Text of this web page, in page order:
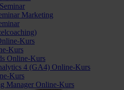
Marketing
Kurs
Kurs
Online-Kurs
4 (GA4) Online-Kurs
Kurs
Manager Online-Kurs